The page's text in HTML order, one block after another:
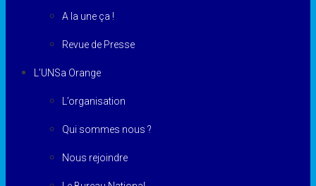
A la une ça !
Revue de Presse
L’UNSa Orange
L’organisation
Qui sommes nous ?
Nous rejoindre